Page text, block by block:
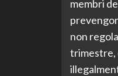
membri
non
trimestre,